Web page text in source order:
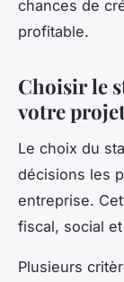
chances de
profitable.
Choisir le
votre
Le choix du
décisions les
entreprise.
fiscal, social
Plusieurs